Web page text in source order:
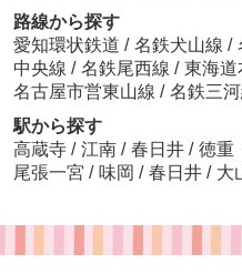
路線から探す
愛知環状鉄道 / 名鉄犬山線 /
中央線 / 名鉄尾西線 / 東海道
名古屋市営東山線 / 名鉄三
駅から探す
高蔵寺 / 江南 / 春日井 / 徳重
尾張一宮 / 味岡 / 春日井 / 大